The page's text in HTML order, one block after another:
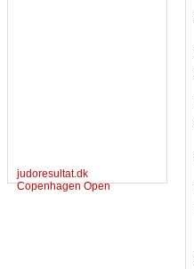
judoresultat.dk
Copenhagen Open